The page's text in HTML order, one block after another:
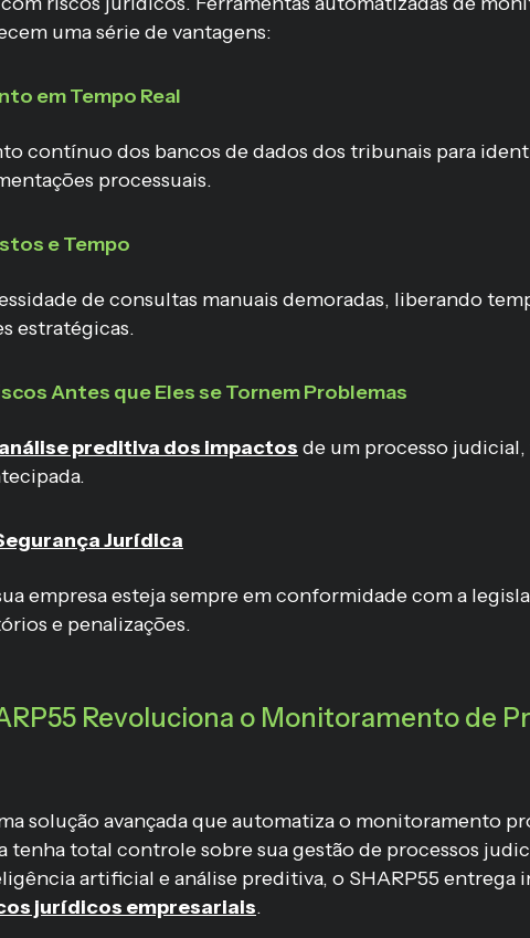
uma série de vantagens:
em Tempo Real
contínuo dos bancos de dados dos tribunais para
processuais.
e Tempo
de consultas manuais demoradas, liberando
estratégicas.
Antes que Eles se Tornem Problemas
análise preditiva dos impactos de um processo
Jurídica
empresa esteja sempre em conformidade com a
e penalizações.
Revoluciona o Monitoramento de
solução avançada que automatiza o monitoramento
tenha total controle sobre sua gestão de processos
artificial e análise preditiva, o SHARP55 entrega
jurídicos empresariais.